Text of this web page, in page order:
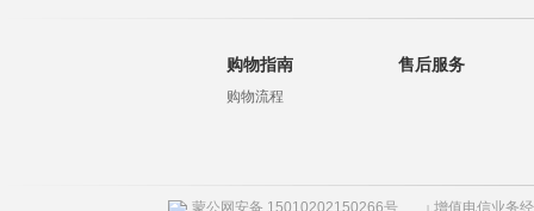
购物指南
购物流程
售后服务